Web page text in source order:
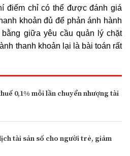
điểm chỉ có thể được đánh giá
khoản đủ để phản ánh hành
giữa yêu cầu quản lý chặt
thanh khoản lại là bài toán rất
0,1% mỗi lần chuyển nhượng tài
tài sản số cho người trẻ, giảm